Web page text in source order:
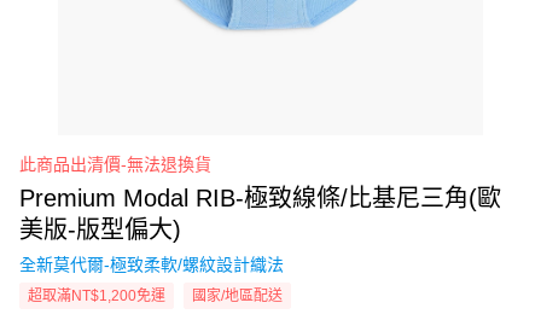
此商品出清價-無法退換貨
Premium Modal RIB-極致線條/比基尼三角(歐
美版-版型偏大)
全新莫代爾-極致柔軟/螺紋設計織法
超取滿NT$1,200免運 國家/地區配送